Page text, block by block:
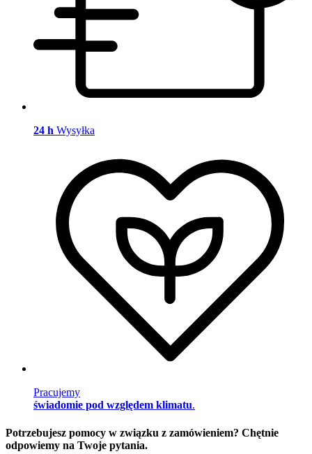
24 h Wysyłka
Pracujemy
świadomie pod względem klimatu.
Potrzebujesz pomocy w związku z zamówieniem? Chętnie
odpowiemy na Twoje pytania.